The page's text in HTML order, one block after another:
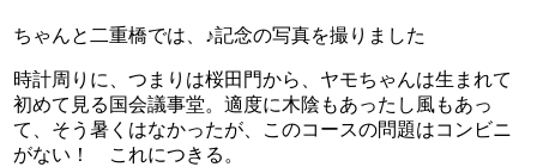
ちゃんと二重橋では、♪記念の写真を撮りました
時計周りに、つまりは桜田門から、ヤモちゃんは生まれて
初めて見る国会議事堂。適度に木陰もあったし風もあっ
て、そう暑くはなかったが、このコースの問題はコンビニ
がない！ これにつきる。